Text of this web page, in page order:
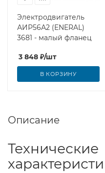
Электродвигатель
АИР56А2 (ENERAL)
3681 - малый фланец
3 848 ₽/шт
В КОРЗИНУ
Описание
Технические